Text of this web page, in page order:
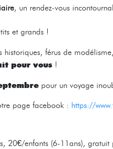
, un rendez-vous
et grands !
historiques, férus de
pour vous !
pour un voyage
page facebook : https://
20€/enfants (6-11ans), gratuit